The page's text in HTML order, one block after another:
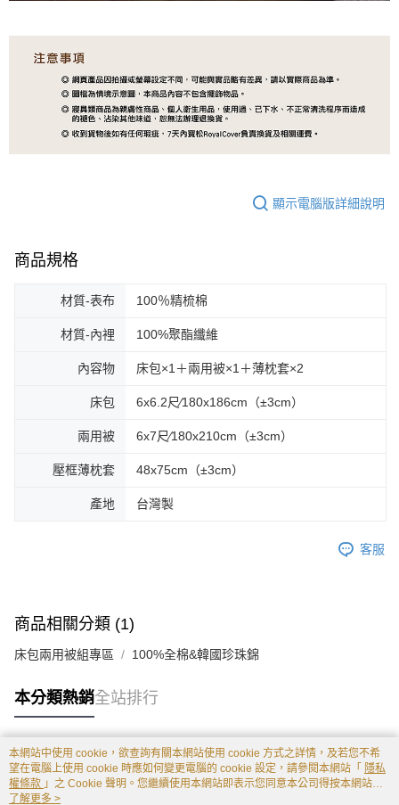
顯示電腦版詳細說明
商品規格
材質-表布 100％精梳棉
材質-內裡 100%聚酯纖維
內容物 床包×1＋兩用被×1＋薄枕套×2
床包 6x6.2尺∕180x186cm（±3cm）
兩用被 6x7尺∕180x210cm（±3cm）
壓框薄枕套 48x75cm（±3cm）
產地 台灣製
客服
商品相關分類 (1)
床包兩用被組專區 100%全棉&韓國珍珠錦
本分類熱銷全站排行
熱門標籤
本網站中使用 cookie，欲查詢有關本網站使用 cookie 方式之詳情，及若您不希
望在電腦上使用 cookie 時應如何變更電腦的 cookie 設定，請參閱本網站「 隱私
權條款 」之 Cookie 聲明。您繼續使用本網站即表示您同意本公司得按本網站使
用條款之 Cookie 聲明使用 cookie。
了解更多 >